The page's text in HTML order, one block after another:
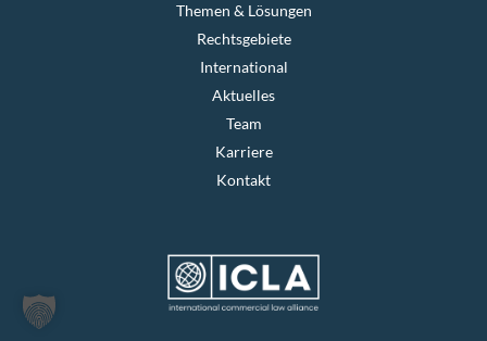
Themen & Lösungen
Rechtsgebiete
International
Aktuelles
Team
Karriere
Kontakt